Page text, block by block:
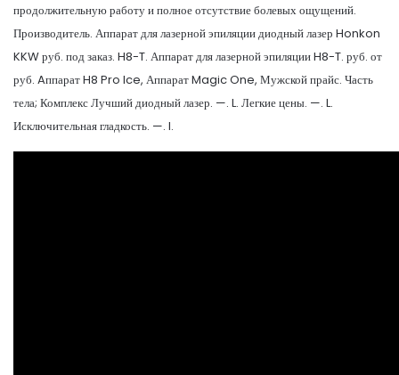
продолжительную работу и полное отсутствие болевых ощущений.
Производитель. Аппарат для лазерной эпиляции диодный лазер Honkon
KKW руб. под заказ. H8-T. Аппарат для лазерной эпиляции H8-T. руб. от
руб. Aппарат H8 Pro Ice, Аппарат Magic One, Мужской прайс. Часть
тела; Комплекс Лучший диодный лазер. —. L. Легкие цены. —. L.
Исключительная гладкость. —. I.